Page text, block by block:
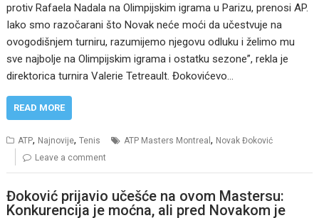
protiv Rafaela Nadala na Olimpijskim igrama u Parizu, prenosi AP.
Iako smo razočarani što Novak neće moći da učestvuje na
ovogodišnjem turniru, razumijemo njegovu odluku i želimo mu
sve najbolje na Olimpijskim igrama i ostatku sezone”, rekla je
direktorica turnira Valerie Tetreault. Đokovićevo…
READ MORE
ATP, Najnovije,Tenis ATP Masters Montreal, Novak Đoković
Leave a comment
Đoković prijavio učešće na ovom Mastersu:
Konkurencija je moćna, ali pred Novakom je